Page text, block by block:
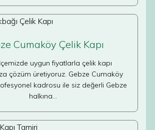
Cumaköy Çelik Kapı
uygun fiyatlarla çelik kapı
çözüm üretiyoruz. Gebze Cumaköy
kadrosu ile siz değerli Gebze
halkına…